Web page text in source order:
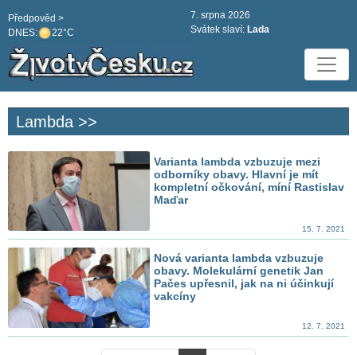
DNES: 22°C
Předpověd >
7. srpna 2026
Svátek slaví: Lada
Lambda >>
Varianta lambda vzbuzuje mezi
odborníky obavy. Hlavní je mít
kompletní očkování, míní Rastislav
Maďar
15. 7. 2021
Nová varianta lambda vzbuzuje
obavy. Molekulární genetik Jan
Pačes upřesnil, jak na ni účinkují
vakcíny
12. 7. 2021